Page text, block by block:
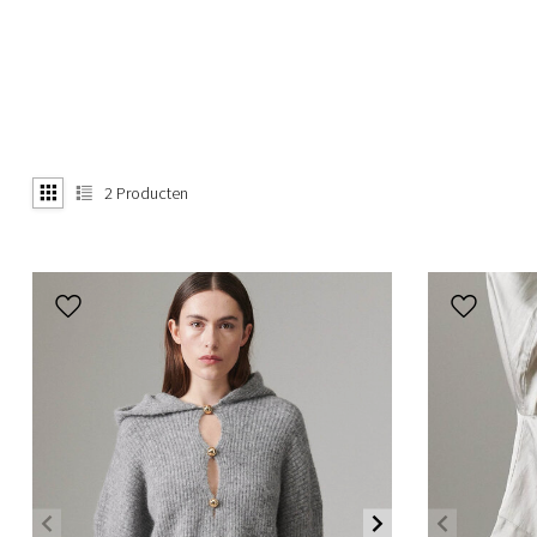
2 Producten